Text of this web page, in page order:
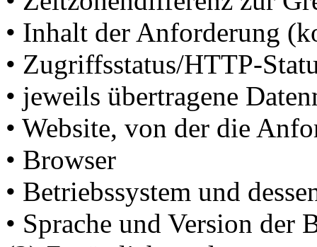
• Inhalt der Anforderung
• Zugriffsstatus/HTTP-
• jeweils übertragene
• Website, von der die
• Browser
• Betriebssystem und
• Sprache und Version der